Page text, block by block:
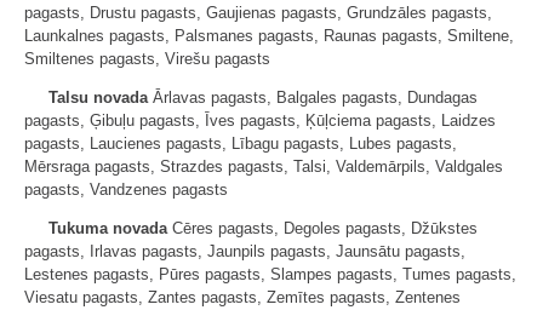
pagasts, Drustu pagasts, Gaujienas pagasts, Grundzāles pagasts,
Launkalnes pagasts, Palsmanes pagasts, Raunas pagasts, Smiltene,
Smiltenes pagasts, Virešu pagasts
Talsu novada Ārlavas pagasts, Balgales pagasts, Dundagas
pagasts, Ģibuļu pagasts, Īves pagasts, Ķūļciema pagasts, Laidzes
pagasts, Laucienes pagasts, Lībagu pagasts, Lubes pagasts,
Mērsraga pagasts, Strazdes pagasts, Talsi, Valdemārpils, Valdgales
pagasts, Vandzenes pagasts
Tukuma novada Cēres pagasts, Degoles pagasts, Džūkstes
pagasts, Irlavas pagasts, Jaunpils pagasts, Jaunsātu pagasts,
Lestenes pagasts, Pūres pagasts, Slampes pagasts, Tumes pagasts,
Viesatu pagasts, Zantes pagasts, Zemītes pagasts, Zentenes